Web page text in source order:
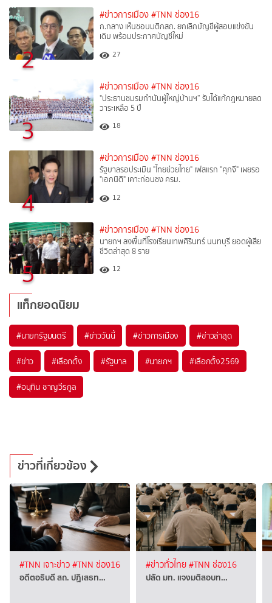
2
#ข่าวการเมือง #TNN ช่อง16
ก.กลาง เห็นชอบมติกสถ. ยกเลิกบัญชีผู้สอบแข่งขัน
เดิม พร้อมประกาศบัญชีใหม่
27
3
#ข่าวการเมือง #TNN ช่อง16
"ประธานชมรมกำนันผู้ใหญ่บ้านฯ” รับได้แก้กฎหมายลด
วาระเหลือ 5 ปี
18
4
#ข่าวการเมือง #TNN ช่อง16
รัฐบาลรอประเมิน "ไทยช่วยไทย" เฟสแรก "ศุภจี" เผยรอ
"เอกนิติ" เคาะก่อนชง ครม.
12
5
#ข่าวการเมือง #TNN ช่อง16
นายกฯ ลงพื้นที่โรงเรียนเทพศิรินทร์ นนทบุรี ยอดผู้เสีย
ชีวิตล่าสุด 8 ราย
12
แท็กยอดนิยม
#นายกรัฐมนตรี #ข่าววันนี้ #ข่าวการเมือง #ข่าวล่าสุด
#ข่าว #เลือกตั้ง #รัฐบาล #นายกฯ #เลือกตั้ง2569
#อนุทิน ชาญวีรกูล
ข่าวที่เกี่ยวข้อง
#TNN เจาะข่าว#TNN ช่อง16
อดีตอธิบดี สถ. ปฏิเสธท…
#ข่าวทั่วไทย#TNN ช่อง16
ปลัด มท. แจงมติสอบท…